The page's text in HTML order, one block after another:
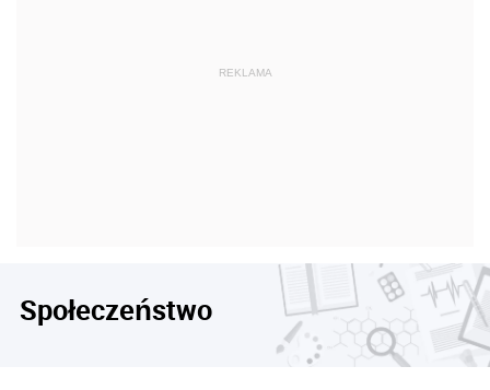
Społeczeństwo